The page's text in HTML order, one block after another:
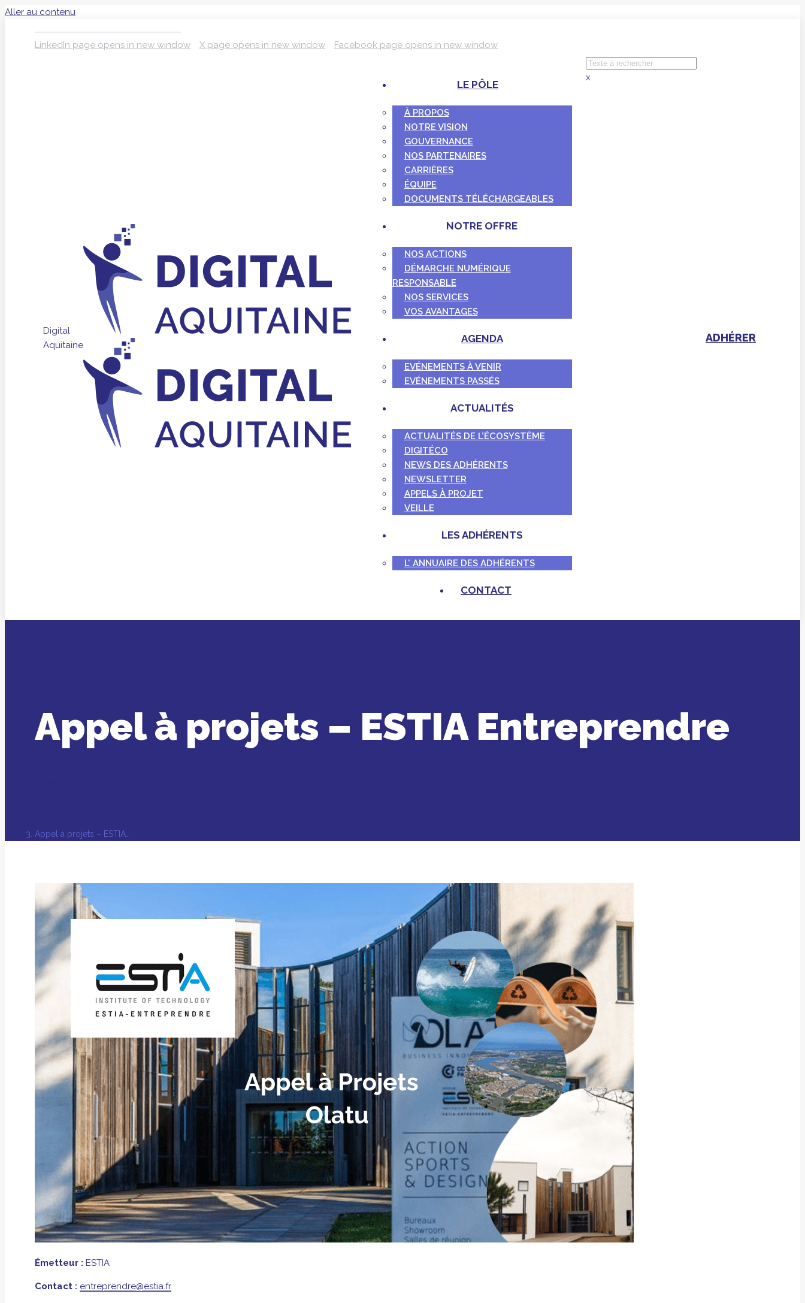
Aller au contenu
LinkedIn page opens in new window X page opens in new window Facebook page opens in new window
Digital
Aquitaine
LE PÔLE
À PROPOS
NOTRE VISION
GOUVERNANCE
NOS PARTENAIRES
CARRIÈRES
ÉQUIPE
DOCUMENTS TÉLÉCHARGEABLES
NOTRE OFFRE
NOS ACTIONS
DÉMARCHE NUMÉRIQUE
RESPONSABLE
NOS SERVICES
VOS AVANTAGES
AGENDA
EVÉNEMENTS À VENIR
EVÉNEMENTS PASSÉS
ACTUALITÉS
ACTUALITÉS DE L’ÉCOSYSTÈME
DIGITÉCO
NEWS DES ADHÉRENTS
NEWSLETTER
APPELS À PROJET
VEILLE
LES ADHÉRENTS
L’ ANNUAIRE DES ADHÉRENTS
CONTACT
x
ADHÉRER
Appel à projets – ESTIA Entreprendre
Appel à projets – ESTIA…
Émetteur : ESTIA
Contact : entreprendre@estia.fr